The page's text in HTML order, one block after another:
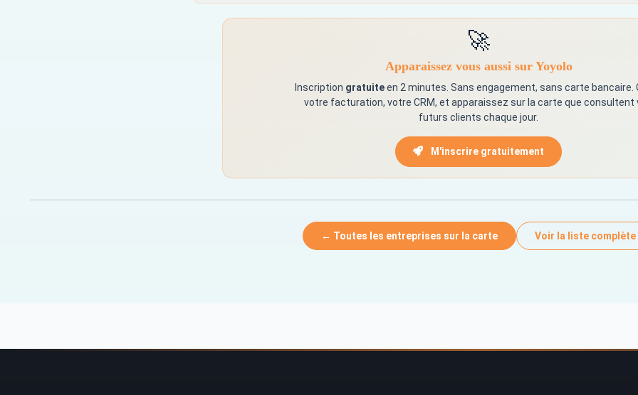
🚀
Apparaissez vous aussi sur Yoyolo
Inscription gratuiteen 2 minutes. Sans engagement, sans carte bancaire.
votre facturation, votre CRM, et apparaissez sur la carte que consultent
futurs clients chaque jour.
M'inscrire gratuitement
← Toutes les entreprises sur la carte Voir la liste complète